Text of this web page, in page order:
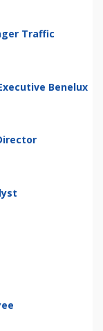
Traffic
Benelux